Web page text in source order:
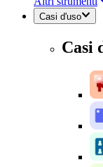
Casi d'uso
Casi